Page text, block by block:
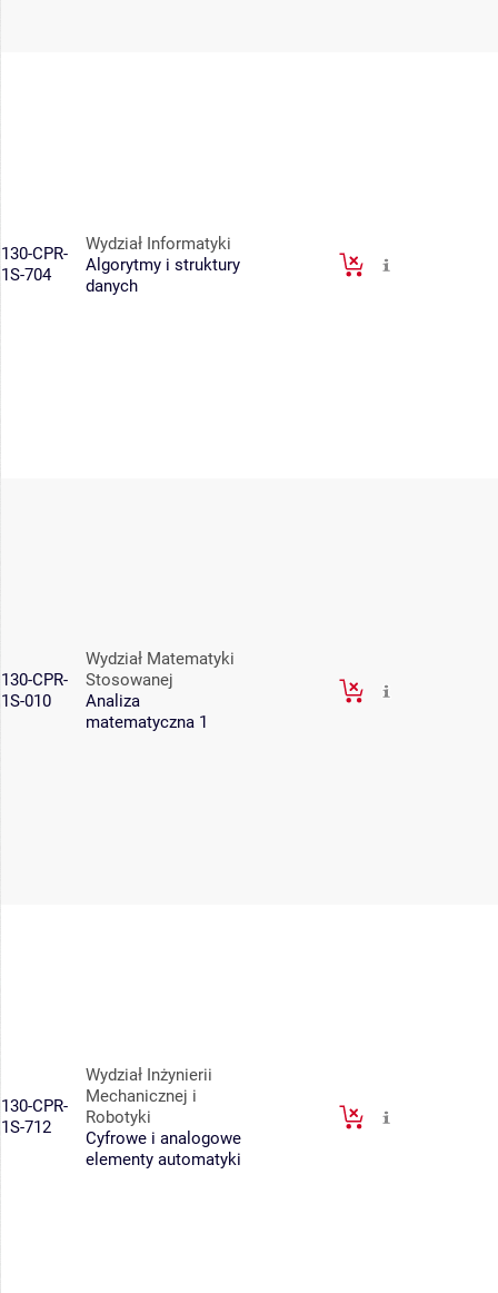
130-CPR-
1S-704
Wydział Informatyki
Algorytmy i struktury
danych
130-CPR-
1S-010
Wydział Matematyki
Stosowanej
Analiza
matematyczna 1
130-CPR-
1S-712
Wydział Inżynierii
Mechanicznej i
Robotyki
Cyfrowe i analogowe
elementy automatyki